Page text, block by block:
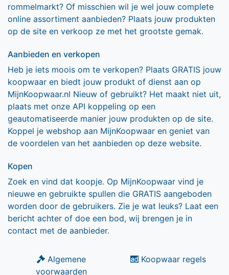
rommelmarkt? Of misschien wil je wel jouw complete
online assortiment aanbieden? Plaats jouw produkten
op de site en verkoop ze met het grootste gemak.
Aanbieden en verkopen
Heb je iets moois om te verkopen? Plaats GRATIS jouw
koopwaar en biedt jouw produkt of dienst aan op
MijnKoopwaar.nl Nieuw of gebruikt? Het maakt niet uit,
plaats met onze API koppeling op een
geautomatiseerde manier jouw produkten op de site.
Koppel je webshop aan MijnKoopwaar en geniet van
de voordelen van het aanbieden op deze website.
Kopen
Zoek en vind dat koopje. Op MijnKoopwaar vind je
nieuwe en gebruikte spullen die GRATIS aangeboden
worden door de gebruikers. Zie je wat leuks? Laat een
bericht achter of doe een bod, wij brengen je in
contact met de aanbieder.
Algemene
voorwaarden
Koopwaar regels